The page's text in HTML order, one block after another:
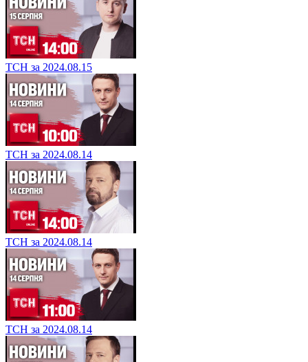
ТСН за 2024.08.15
ТСН за 2024.08.14
ТСН за 2024.08.14
ТСН за 2024.08.14